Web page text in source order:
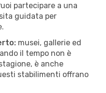
partecipare a una
guidata per
musei, gallerie ed
il tempo non è
è anche
stabilimenti offrano